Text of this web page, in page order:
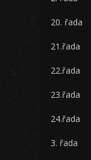
20. řada
21.řada
22.řada
23.řada
24.řada
3. řada